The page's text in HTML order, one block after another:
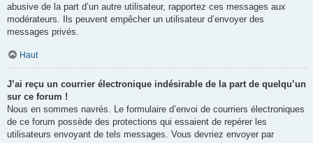
abusive de la part d’un autre utilisateur, rapportez ces messages aux
modérateurs. Ils peuvent empêcher un utilisateur d’envoyer des
messages privés.
Haut
J’ai reçu un courrier électronique indésirable de la part de quelqu’un
sur ce forum !
Nous en sommes navrés. Le formulaire d’envoi de courriers électroniques
de ce forum possède des protections qui essaient de repérer les
utilisateurs envoyant de tels messages. Vous devriez envoyer par